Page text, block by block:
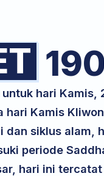
hari Kamis,
hari Kamis
dan siklus alam,
periode
hari ini